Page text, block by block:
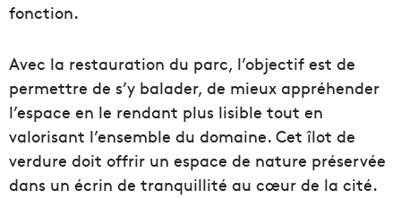
fonction.
Avec la restauration du parc, l’objectif est de
permettre de s’y balader, de mieux appréhender
l’espace en le rendant plus lisible tout en
valorisant l’ensemble du domaine. Cet îlot de
verdure doit offrir un espace de nature préservée
dans un écrin de tranquillité au cœur de la cité.